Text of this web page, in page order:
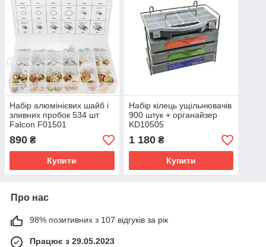
Набір алюмінієвих шайб і
зливних пробок 534 шт
Falcon F01501
890 ₴
Купити
Набір кілець ущільнювачів
900 штук + органайзер
KD10505
1 180₴
Купити
Про нас
98% позитивних з 107 відгуків за рік
Працює з 29.05.2023